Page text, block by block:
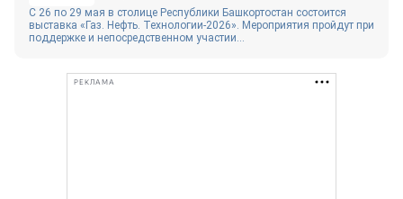
С 26 по 29 мая в столице Республики Башкортостан состоится
выставка «Газ. Нефть. Технологии-2026». Мероприятия пройдут при
поддержке и непосредственном участии...
РЕКЛАМА